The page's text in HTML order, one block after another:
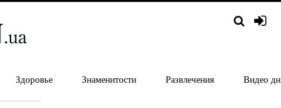
Здоровье Знаменитости Развлечения Видео